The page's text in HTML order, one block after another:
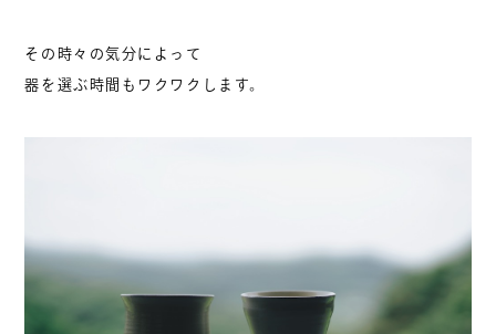
その時々の気分によって
器を選ぶ時間もワクワクします。